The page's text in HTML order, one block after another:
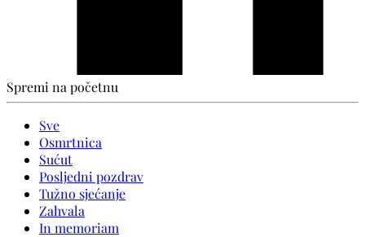
Spremi na početnu
Sve
Osmrtnica
Sućut
Posljedni pozdrav
Tužno sjećanje
Zahvala
In memoriam